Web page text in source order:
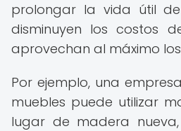
prolongar la vida útil
disminuyen los costos
aprovechan al máximo
Por ejemplo, una
muebles puede utilizar
lugar de madera